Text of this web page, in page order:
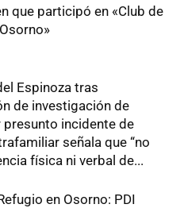
que participó en «Club de
Espinoza tras
de investigación de
presunto incidente de
señala que “no
física ni verbal de...
en Osorno: PDI